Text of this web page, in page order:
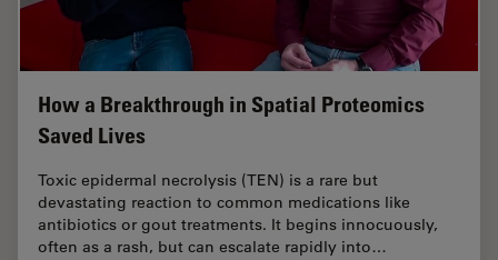
How a Breakthrough in Spatial Proteomics
Saved Lives
Toxic epidermal necrolysis (TEN) is a rare but
devastating reaction to common medications like
antibiotics or gout treatments. It begins innocuously,
often as a rash, but can escalate rapidly into…